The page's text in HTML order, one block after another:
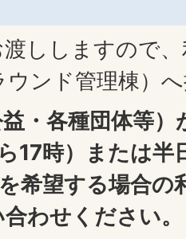
ししますので
ウンド管理棟）
・各種団体等
17時）または半
希望する場合の
わせください。